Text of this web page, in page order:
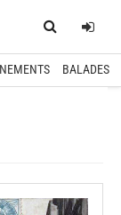
BALADES